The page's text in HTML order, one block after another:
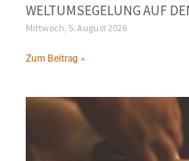
WELTUMSEGELUNG AUF
Mittwoch, 5. August 2026
Zum Beitrag »